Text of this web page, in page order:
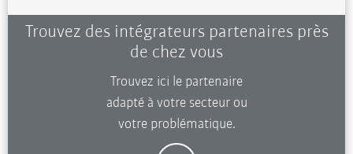
Trouvez des intégrateurs partenaires près
de chez vous
Trouvez ici le partenaire
adapté à votre secteur ou
votre problématique.